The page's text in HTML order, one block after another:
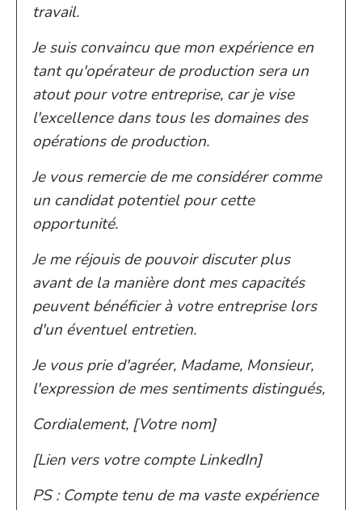
travail.
Je suis convaincu que mon expérience en
tant qu'opérateur de production sera un
atout pour votre entreprise, car je vise
l'excellence dans tous les domaines des
opérations de production.
Je vous remercie de me considérer comme
un candidat potentiel pour cette
opportunité.
Je me réjouis de pouvoir discuter plus
avant de la manière dont mes capacités
peuvent bénéficier à votre entreprise lors
d'un éventuel entretien.
Je vous prie d'agréer, Madame, Monsieur,
l'expression de mes sentiments distingués,
Cordialement, [Votre nom]
[Lien vers votre compte LinkedIn]
PS : Compte tenu de ma vaste expérience